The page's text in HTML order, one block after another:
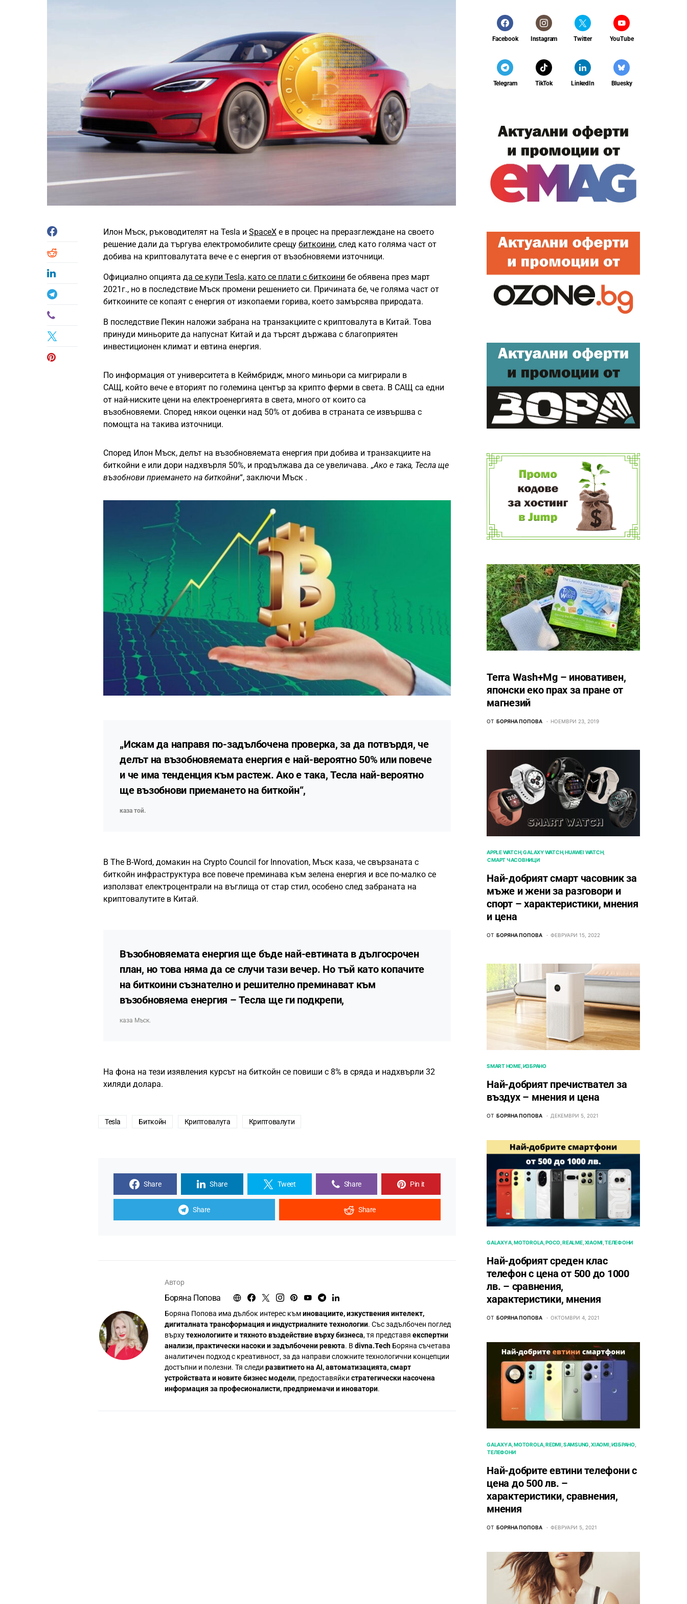
Илон Мъск, ръководителят на Tesla и SpaceX е в процес на преразглеждане на своето
решение дали да търгува електромобилите срещу биткоини, след като голяма част от
добива на криптовалутата вече е с енергия от възобновяеми източници.
Официално опцията да се купи Tesla, като се плати с биткоини бе обявена през март
2021г., но в последствие Мъск промени решението си. Причината бе, че голяма част от
биткоините се копаят с енергия от изкопаеми горива, което замърсява природата.
В последствие Пекин наложи забрана на транзакциите с криптовалута в Китай. Това
принуди миньорите да напуснат Китай и да търсят държава с благоприятен
инвестиционен климат и евтина енергия.
По информация от университета в Кеймбридж, много миньори са мигрирали в
САЩ, който вече е вторият по големина център за крипто ферми в света. В САЩ са едни
от най-ниските цени на електроенергията в света, много от които са
възобновяеми. Според някои оценки над 50% от добива в страната се извършва с
помощта на такива източници.
Според Илон Мъск, делът на възобновяемата енергия при добива и транзакциите на
биткойни е или дори надхвърля 50%, и продължава да се увеличава. „Ако е така, Тесла ще
възобнови приемането на биткойни“, заключи Мъск .
„Искам да направя по-задълбочена проверка, за да потвърдя, че
делът на възобновяемата енергия е най-вероятно 50% или повече
и че има тенденция към растеж. Ако е така, Тесла най-вероятно
ще възобнови приемането на биткойн“,
каза той.
В The B-Word, домакин на Crypto Council for Innovation, Мъск каза, че свързаната с
биткойн инфраструктура все повече преминава към зелена енергия и все по-малко се
използват електроцентрали на въглища от стар стил, особено след забраната на
криптовалутите в Китай.
Възобновяемата енергия ще бъде най-евтината в дългосрочен
план, но това няма да се случи тази вечер. Но тъй като копачите
на биткоини съзнателно и решително преминават към
възобновяема енергия – Тесла ще ги подкрепи,
каза Мъск.
На фона на тези изявления курсът на биткойн се повиши с 8% в сряда и надхвърли 32
хиляди долара.
Tesla Биткойн Криптовалута Криптовалути
Share Share Tweet Share Pin it
Share Share
Автор
Боряна Попова
Боряна Попова има дълбок интерес къминовациите, изкуствения интелект,
дигиталната трансформация и индустриалните технологии. Със задълбочен поглед
върхутехнологиите и тяхното въздействие върху бизнеса, тя представя експертни
анализи, практически насоки и задълбочени ревюта. В divna.Tech Боряна съчетава
аналитичен подход с креативност, за да направи сложните технологични концепции
достъпни и полезни. Тя следи развитието на AI, автоматизацията, смарт
устройствата и новите бизнес модели, предоставяйки стратегически насочена
информация за професионалисти, предприемачи и иноватори.
Facebook Instagram Twitter YouTube
Telegram TikTok LinkedIn Bluesky
Terra Wash+Mg – иновативен,
японски еко прах за пране от
магнезий
ОТ БОРЯНА ПОПОВА НОЕМВРИ 23, 2019
APPLE WATCH GALAXY WATCH HUAWEI WATCH
СМАРТ ЧАСОВНИЦИ
Най-добрият смарт часовник за
мъже и жени за разговори и
спорт – характеристики, мнения
и цена
ОТ БОРЯНА ПОПОВА ФЕВРУАРИ 15, 2022
SMART HOME ИЗБРАНО
Най-добрият пречиствател за
въздух – мнения и цена
ОТ БОРЯНА ПОПОВА ДЕКЕМВРИ 5, 2021
GALAXY A MOTOROLA POCO REALME XIAOMI ТЕЛЕФОНИ
Най-добрият среден клас
телефон с цена от 500 до 1000
лв. – сравнения,
характеристики, мнения
ОТ БОРЯНА ПОПОВА ОКТОМВРИ 4, 2021
GALAXY A MOTOROLA REDMI SAMSUNG XIAOMI ИЗБРАНО
ТЕЛЕФОНИ
Най-добрите евтини телефони с
ценa до 500 лв. –
характeристики, сравнения,
мнения
ОТ БОРЯНА ПОПОВА ФЕВРУАРИ 5, 2021